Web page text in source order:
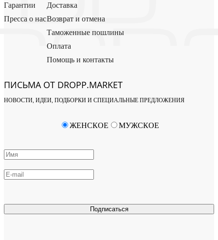
Гарантии
Пресса о нас
Доставка
Возврат и отмена
Таможенные пошлины
Оплата
Помощь и контакты
ПИСЬМА ОТ DROPP.MARKET
НОВОСТИ, ИДЕИ, ПОДБОРКИ И СПЕЦИАЛЬНЫЕ ПРЕДЛОЖЕНИЯ
Подписаться
ЖЕНСКОЕ МУЖСКОЕ